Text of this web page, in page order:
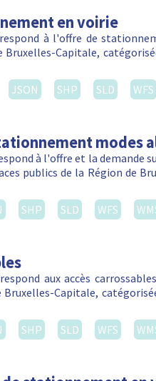
en voirie
à l'offre de
Bruxelles-Capitale,
JSON SHP SLD WFS
modes
à l'offre et la
publics de la Région de
SHP SLD WFS
aux accès
Bruxelles-Capitale,
SHP SLD WFS